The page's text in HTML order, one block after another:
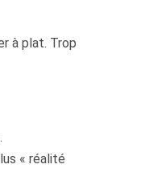
à plat. Trop
« réalité